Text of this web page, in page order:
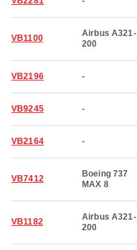
VB1100
Airbus A321-
200
VB2196 -
VB9245 -
VB2164 -
VB7412
Boeing 737
MAX 8
VB1182
Airbus A321-
200